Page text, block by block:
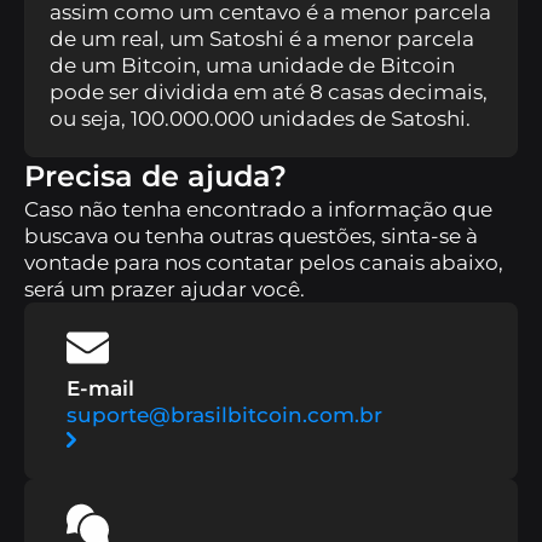
B8 Trade Negocie criptoativos com ferramentas
básicas e avançadas.
B8 Stable Se exponha à moedas seguras com
paridade em metais e moedas fortes.
B8 Global
Realize remessas para o exterior com
agilidade e segurança.
Compra Rápida Simplifique suas compras de
precisão.
Cobrar com Cripto
criptoativos com conversão automática para reais.
de água, luz, tributos, etc.
Trabalhe conosco Junte-se a Brasil Bitcoin na
revolução das criptomoedas.
B8 Hub Conheça mais sobre a nossa holding, que
impulsiona o mercado de tecnologia com
assim como um centavo é a menor parcela
de um real, um Satoshi é a menor parcela
de um Bitcoin, uma unidade de Bitcoin
pode ser dividida em até 8 casas decimais,
ou seja, 100.000.000 unidades de Satoshi.
Precisa de ajuda?
Caso não tenha encontrado a informação que
buscava ou tenha outras questões, sinta-se à
vontade para nos contatar pelos canais abaixo,
será um prazer ajudar você.
E-mail
suporte@brasilbitcoin.com.br